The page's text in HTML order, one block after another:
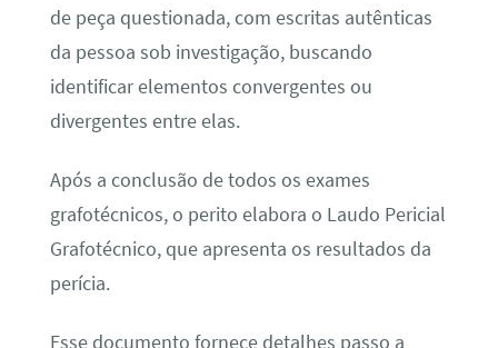
de peça questionada, com escritas autênticas
da pessoa sob investigação, buscando
identificar elementos convergentes ou
divergentes entre elas.
Após a conclusão de todos os exames
grafotécnicos, o perito elabora o Laudo Pericial
Grafotécnico, que apresenta os resultados da
perícia.
Esse documento fornece detalhes passo a